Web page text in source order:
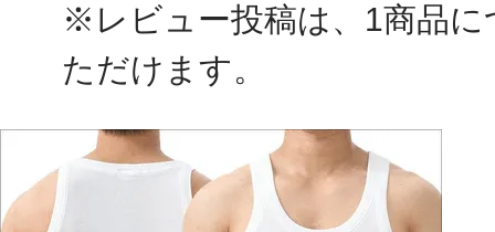
※レビュー投稿は、1商品に
ただけます。